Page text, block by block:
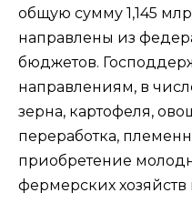
общую сумму 1,145
направлены из
бюджетов.
направлениям, в
зерна, картофеля,
переработка,
приобретение
фермерских